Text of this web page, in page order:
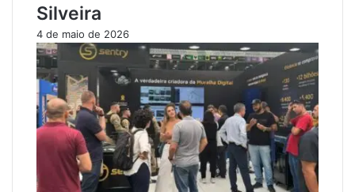
d
o
m
a
r
i
d
o
a
c
o
m
d
r
o
g
a
s
Silveira
4 de maio de 2026